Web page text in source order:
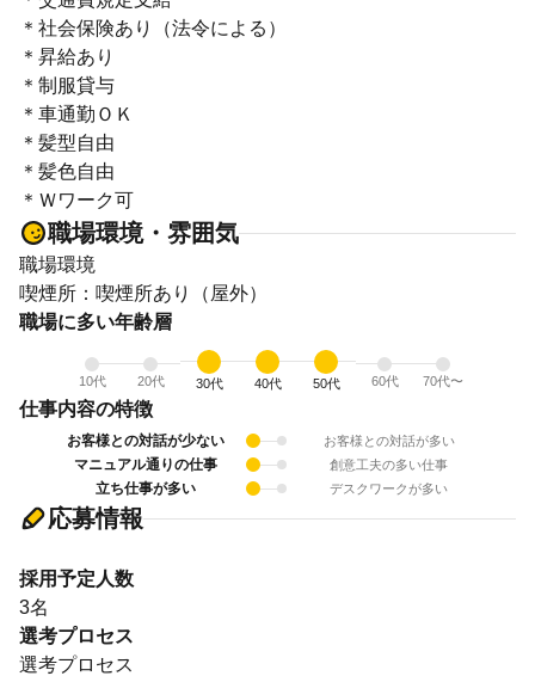
＊社会保険あり（法令による）
＊昇給あり
＊制服貸与
＊車通勤ＯＫ
＊髪型自由
＊髪色自由
＊Ｗワーク可
職場環境・雰囲気
職場環境
喫煙所：喫煙所あり（屋外）
職場に多い年齢層
10代 20代 30代 40代 50代 60代 70代〜
仕事内容の特徴
お客様との対話が少ない お客様との対話が多い
マニュアル通りの仕事 創意工夫の多い仕事
立ち仕事が多い デスクワークが多い
応募情報
採用予定人数
3名
選考プロセス
選考プロセス